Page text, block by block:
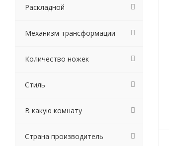
Раскладной
Механизм трансформации
Количество ножек
Стиль
В какую комнату
Страна производитель